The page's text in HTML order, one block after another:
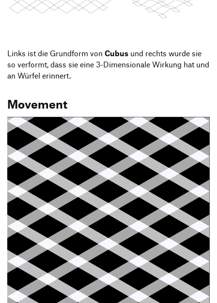
Links ist die Grundform von Cubus und rechts wurde sie
so verformt, dass sie eine 3-Dimensionale Wirkung hat und
an Würfel erinnert.
Movement